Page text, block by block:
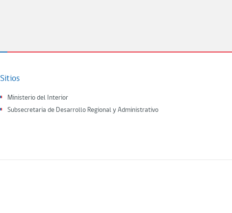
Sitios
Ministerio del Interior
Subsecretaria de Desarrollo Regional y Administrativo